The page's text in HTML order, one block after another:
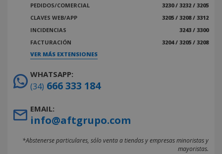
PEDIDOS/COMERCIAL
3230 / 3232 / 3205
CLAVES WEB/APP
3205 / 3208 / 3312
INCIDENCIAS
3243 / 3300
FACTURACIÓN
3204 / 3205 / 3208
VER MÁS EXTENSIONES
WHATSAPP:
(34) 666 333 184
EMAIL:
info@aftgrupo.com
*Abstenerse particulares, sólo venta a tiendas y empresas minoristas y
mayoristas.